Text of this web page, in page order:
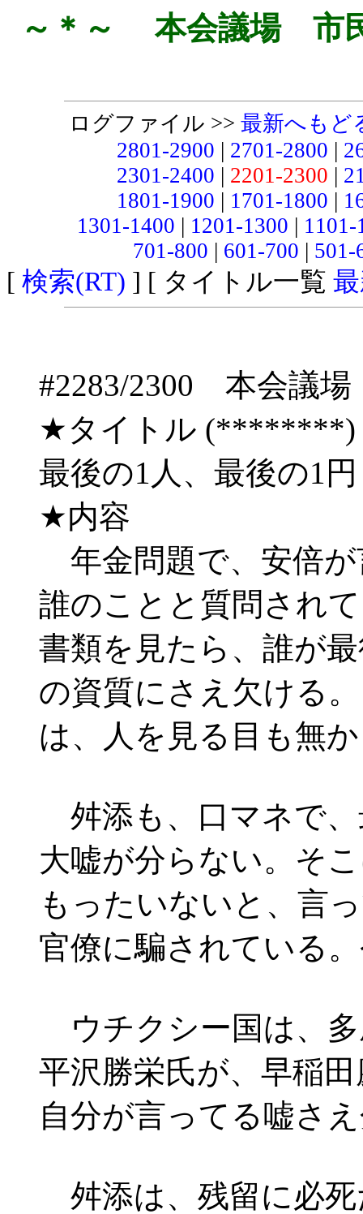
～＊～ 本会議場 市
ログファイル >> 最新へもど
2801-2900 | 2701-2800 |
2301-2400 | 2201-2300 |
1801-1900 | 1701-1800 |
1301-1400 | 1201-1300 |
701-800 | 601-700 |
[ 検索(RT) ] [ タイトル一覧
#2283/2300 本会議
★タイトル (********)
最後の1人、最後の1
★内容
年金問題で、安倍が
誰のことと質問され
書類を見たら、誰が
の資質にさえ欠ける
は、人を見る目も無
舛添も、口マネで、
大嘘が分らない。そ
もったいないと、言
官僚に騙されている
ウチクシー国は、
平沢勝栄氏が、早稲
自分が言ってる嘘さ
舛添は、残留に必死